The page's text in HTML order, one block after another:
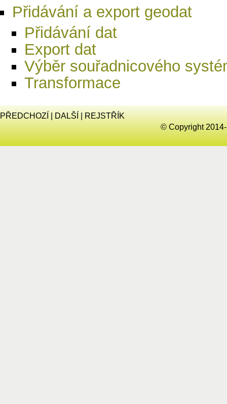
Přidávání a export geodat
Přidávání dat
Export dat
Výběr souřadnicového
Transformace
PŘEDCHOZÍ DALŠÍ
REJSTŘÍK
© Copyright